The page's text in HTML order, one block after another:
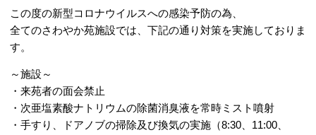
この度の新型コロナウイルスへの感染予防の為、
全てのさわやか苑施設では、下記の通り対策を実施しておりま
す。
～施設～
・来苑者の面会禁止
・次亜塩素酸ナトリウムの除菌消臭液を常時ミスト噴射
・手すり、ドアノブの掃除及び換気の実施（8:30、11:00、